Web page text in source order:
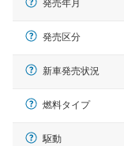
発売年月
発売区分
新車発売状況
燃料タイプ
駆動